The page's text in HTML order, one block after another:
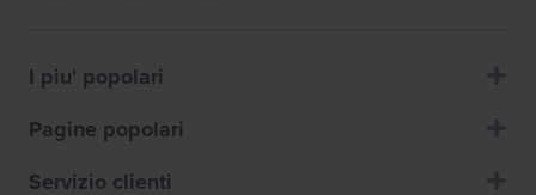
I piu' popolari
Pagine popolari
Servizio clienti